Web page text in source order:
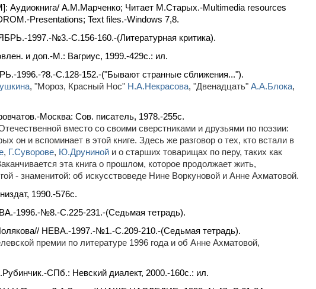
Аудиокнига/ А.М.Марченко; Читает М.Старых.-Multimedia resources
Presentations; Text files.-Windows 7,8.
1997.-№3.-С.156-160.-(Литературная критика).
и доп.-М.: Вагриус, 1999.-429c.: ил.
1996.-?8.-С.128-152.-("Бывают странные сближения...").
, "Мороз, Красный Нос" Н.А.Некрасова, "Двенадцать" А.А.Блока,
Москва: Сов. писатель, 1978.-255с.
вместо со своими сверстниками и друзьями по поэзии:
он и вспоминает в этой книге. Здесь же разговор о тех, кто встали в
, Г.Суворове, Ю.Друниной и о старших товарищах по перу, таких как
эта книга о прошлом, которое продолжает жить,
- знаменитой: об искусствоведе Нине Воркуновой и Анне Ахматовой.
1990.-576c.
1996.-№8.-С.225-231.-(Седьмая тетрадь).
НЕВА.-1997.-№1.-С.209-210.-(Седьмая тетрадь).
премии по литературе 1996 года и об Анне Ахматовой,
СПб.: Невский диалект, 2000.-160c.: ил.